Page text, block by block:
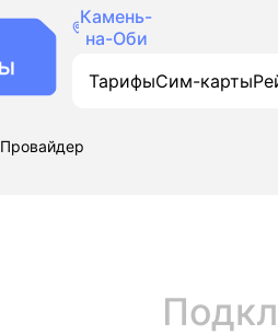
Камень-
на-Оби
ТарифыСим-карты
Провайдер